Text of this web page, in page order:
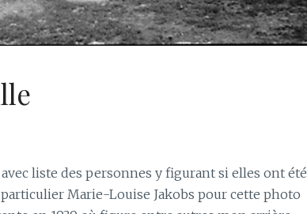
liste des personnes y figurant si elles ont été
Marie-Louise Jakobs pour cette photo